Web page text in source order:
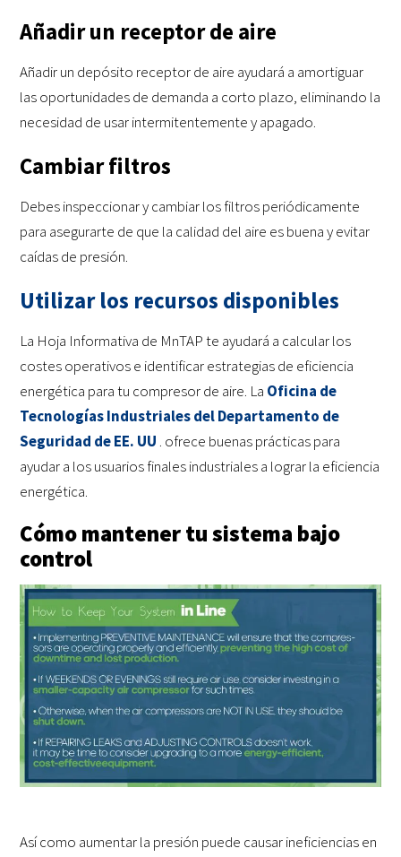
Añadir un receptor de aire
Añadir un depósito receptor de aire ayudará a amortiguar
las oportunidades de demanda a corto plazo, eliminando la
necesidad de usar intermitentemente y apagado.
Cambiar filtros
Debes inspeccionar y cambiar los filtros periódicamente
para asegurarte de que la calidad del aire es buena y evitar
caídas de presión.
Utilizar los recursos disponibles
La Hoja Informativa de MnTAP te ayudará a calcular los
costes operativos e identificar estrategias de eficiencia
energética para tu compresor de aire. La Oficina de
Tecnologías Industriales del Departamento de
Seguridad de EE. UU . ofrece buenas prácticas para
ayudar a los usuarios finales industriales a lograr la eficiencia
energética.
Cómo mantener tu sistema bajo
control
Así como aumentar la presión puede causar ineficiencias en